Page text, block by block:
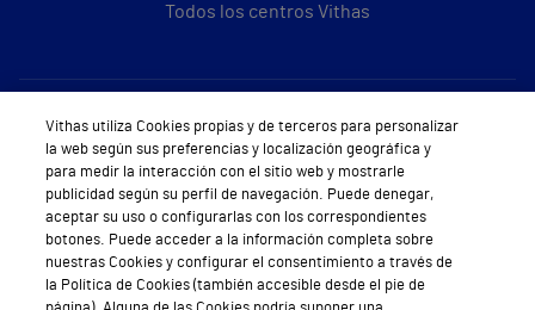
Todos los centros Vithas
Sobre Vithas
Quiénes somos
Trabajar en Vithas
Teléfono Cita Médica
Teléfono Atención al Cliente
Vithas utiliza Cookies propias y de terceros para personalizar
la web según sus preferencias y localización geográfica y
para medir la interacción con el sitio web y mostrarle
publicidad según su perfil de navegación. Puede denegar,
aceptar su uso o configurarlas con los correspondientes
botones. Puede acceder a la información completa sobre
nuestras Cookies y configurar el consentimiento a través de
la Política de Cookies (también accesible desde el pie de